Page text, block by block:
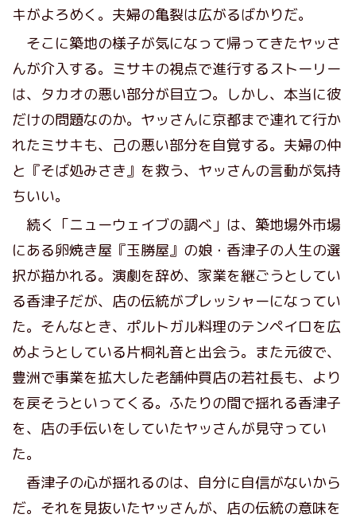
キがよろめく。夫婦の亀裂は広がるばかりだ。
そこに築地の様子が気になって帰ってきたヤッさ
んが介入する。ミサキの視点で進行するストーリー
は、タカオの悪い部分が目立つ。しかし、本当に彼
だけの問題なのか。ヤッさんに京都まで連れて行か
れたミサキも、己の悪い部分を自覚する。夫婦の仲
と『そば処みさき』を救う、ヤッさんの言動が気持
ちいい。
続く「ニューウェイブの調べ」は、築地場外市場
にある卵焼き屋『玉勝屋』の娘・香津子の人生の選
択が描かれる。演劇を辞め、家業を継ごうとしてい
る香津子だが、店の伝統がプレッシャーになってい
た。そんなとき、ポルトガル料理のテンペイロを広
めようとしている片桐礼音と出会う。また元彼で、
豊洲で事業を拡大した老舗仲買店の若社長も、より
を戻そうといってくる。ふたりの間で揺れる香津子
を、店の手伝いをしていたヤッさんが見守ってい
た。
香津子の心が揺れるのは、自分に自信がないから
だ。それを見抜いたヤッさんが、店の伝統の意味を